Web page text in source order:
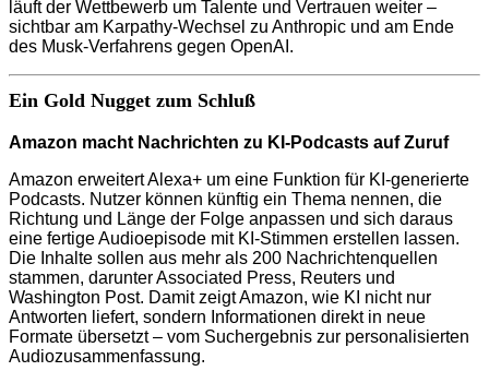
läuft der Wettbewerb um Talente und Vertrauen weiter –
sichtbar am Karpathy-Wechsel zu Anthropic und am Ende
des Musk-Verfahrens gegen OpenAI.
Ein Gold Nugget zum Schluß
Amazon macht Nachrichten zu KI-Podcasts auf Zuruf
Amazon erweitert Alexa+ um eine Funktion für KI-generierte
Podcasts. Nutzer können künftig ein Thema nennen, die
Richtung und Länge der Folge anpassen und sich daraus
eine fertige Audioepisode mit KI-Stimmen erstellen lassen.
Die Inhalte sollen aus mehr als 200 Nachrichtenquellen
stammen, darunter Associated Press, Reuters und
Washington Post. Damit zeigt Amazon, wie KI nicht nur
Antworten liefert, sondern Informationen direkt in neue
Formate übersetzt – vom Suchergebnis zur personalisierten
Audiozusammenfassung.